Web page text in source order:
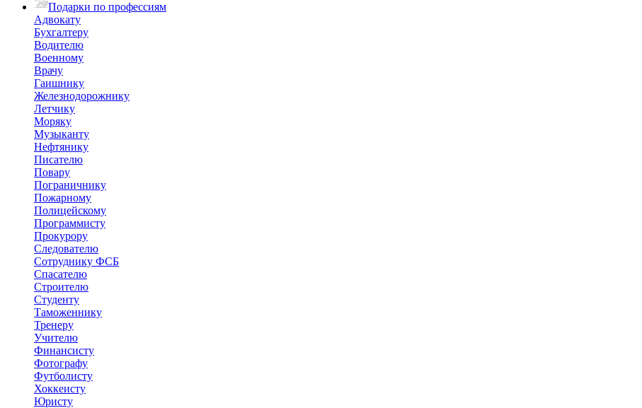
Подарки по профессиям
Адвокату
Бухгалтеру
Водителю
Военному
Врачу
Гаишнику
Железнодорожнику
Летчику
Моряку
Музыканту
Нефтянику
Писателю
Повару
Пограничнику
Пожарному
Полицейскому
Программисту
Прокурору
Следователю
Сотруднику ФСБ
Спасателю
Строителю
Студенту
Таможеннику
Тренеру
Учителю
Финансисту
Фотографу
Футболисту
Хоккеисту
Юристу